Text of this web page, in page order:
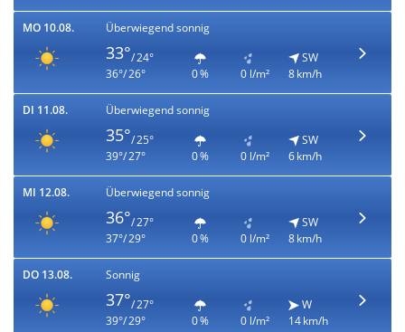
MO 10.08. Überwiegend sonnig
33°/ 24°
36°/ 26°
0 % 0 l/m²
SW
8 km/h
DI 11.08. Überwiegend sonnig
35°/ 25°
39°/ 27°
0 % 0 l/m²
SW
6 km/h
MI 12.08. Überwiegend sonnig
36°/ 27°
37°/ 29°
0 % 0 l/m²
SW
8 km/h
DO 13.08. Sonnig
37°/ 27°
39°/ 29°
0 % 0 l/m²
W
14 km/h